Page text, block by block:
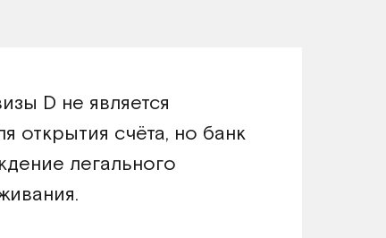
D не является
открытия счёта, но банк
легального